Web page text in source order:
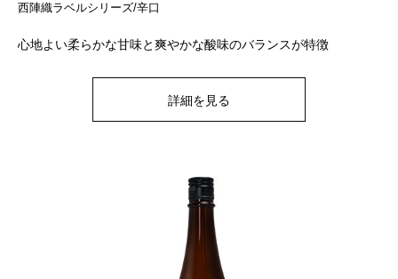
西陣織ラベルシリーズ/辛口
心地よい柔らかな甘味と爽やかな酸味のバランスが特徴
詳細を見る